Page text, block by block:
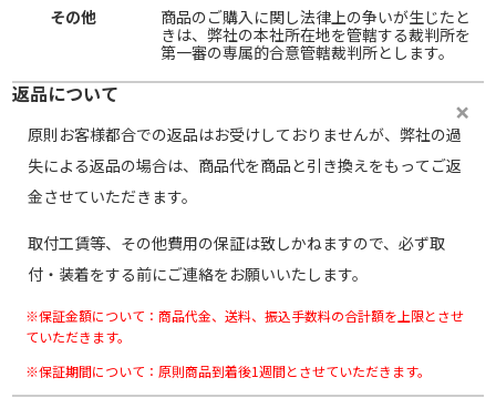
その他
商品のご購入に関し法律上の争いが生じたと
きは、弊社の本社所在地を管轄する裁判所を
第一審の専属的合意管轄裁判所とします。
返品について
原則お客様都合での返品はお受けしておりませんが、弊社の過
失による返品の場合は、商品代を商品と引き換えをもってご返
金させていただきます。
取付工賃等、その他費用の保証は致しかねますので、必ず取
付・装着をする前にご連絡をお願いいたします。
※保証金額について：商品代金、送料、振込手数料の合計額を上限とさせ
ていただきます。
※保証期間について：原則商品到着後1週間とさせていただきます。